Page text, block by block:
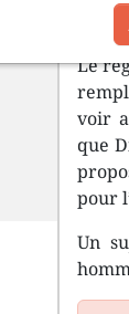
Le
voir
que
pour
Un